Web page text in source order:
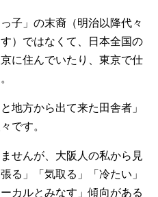
子」の末裔（明治以降代々
）ではなくて、日本全国の
に住んでいたり、東京で仕
地方から出て来た田舎者」
です。
せんが、大阪人の私から見
る」「気取る」「冷たい」
カルとみなす」傾向がある